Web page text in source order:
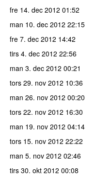
fre 14. dec 2012 01:52
man 10. dec 2012 22:15
fre 7. dec 2012 14:42
tirs 4. dec 2012 22:56
man 3. dec 2012 00:21
tors 29. nov 2012 10:36
man 26. nov 2012 00:20
tors 22. nov 2012 16:30
man 19. nov 2012 04:14
tors 15. nov 2012 22:22
man 5. nov 2012 02:46
tirs 30. okt 2012 00:08